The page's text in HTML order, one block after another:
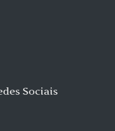
Sociais